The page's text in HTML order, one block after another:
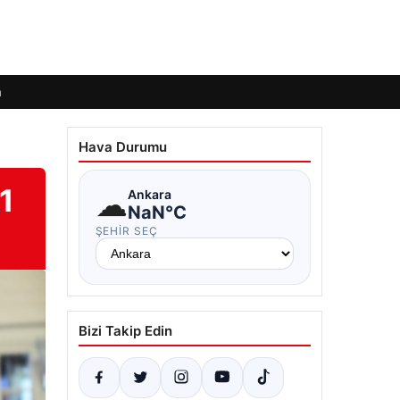
Hava Durumu
☁Ankara
NaN°C
ŞEHIR SEÇ
Bizi Takip Edin